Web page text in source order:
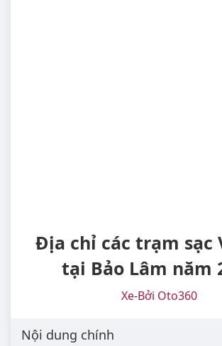
Địa chỉ các trạm sạc
tại Bảo Lâm năm
Xe-Bởi Oto360
Nội dung chính